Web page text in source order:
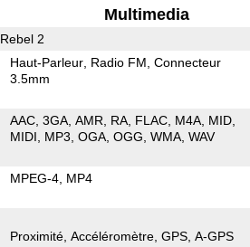
Multimedia
Rebel 2
Haut-Parleur Radio FM Connecteur
3.5mm
AAC 3GA AMR RA FLAC M4A MID
MIDI
MP3 OGA OGG WMA WAV
MPEG-4 MP4
Proximité Accéléromètre GPS A-GPS